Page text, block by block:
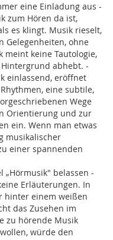
eine Einladung aus -
zum Hören da ist,
es klingt. Musik rieselt,
Gelegenheiten, ohne
keine Tautologie,
abhebt. -
einlassend, eröffnet
eine subtile,
Wege
Orientierung und zur
ein. Wenn man etwas
musikalischer
einer spannenden
„Hörmusik" belassen -
Erläuterungen. In
hinter einem weißen
das Zusehen im
zu hörende Musik
würde den